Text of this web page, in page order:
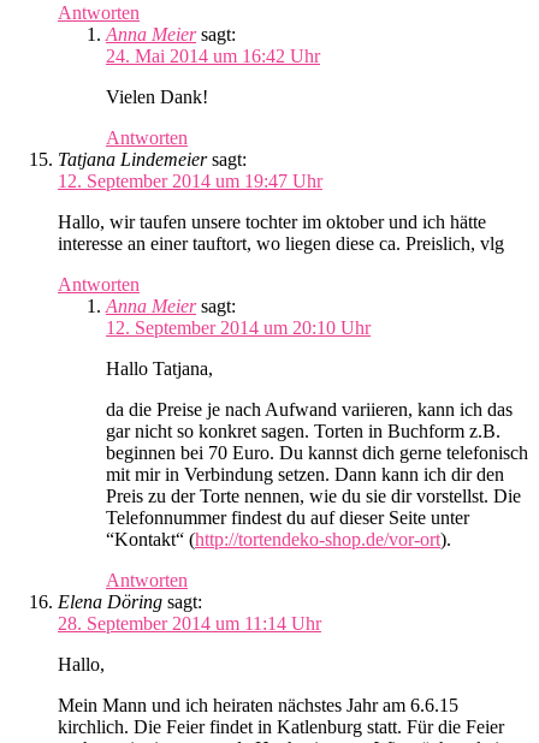
Antworten
Anna Meier sagt:
24. Mai 2014 um 16:42 Uhr
Vielen Dank!
Antworten
Tatjana Lindemeier sagt:
12. September 2014 um 19:47 Uhr
Hallo, wir taufen unsere tochter im oktober und ich hätte
interesse an einer tauftort, wo liegen diese ca. Preislich, vlg
Antworten
Anna Meier sagt:
12. September 2014 um 20:10 Uhr
Hallo Tatjana,
da die Preise je nach Aufwand variieren, kann ich das
gar nicht so konkret sagen. Torten in Buchform z.B.
beginnen bei 70 Euro. Du kannst dich gerne telefonisch
mit mir in Verbindung setzen. Dann kann ich dir den
Preis zu der Torte nennen, wie du sie dir vorstellst. Die
Telefonnummer findest du auf dieser Seite unter
“Kontakt“ (http://tortendeko-shop.de/vor-ort).
Antworten
Elena Döring sagt:
28. September 2014 um 11:14 Uhr
Hallo,
Mein Mann und ich heiraten nächstes Jahr am 6.6.15
kirchlich. Die Feier findet in Katlenburg statt. Für die Feier